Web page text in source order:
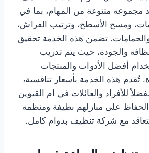
مجموعة متنوعة من المهام، بما في
ومسح الأسطح، وترتيب الفراش،
تضمن هذه الخدمة تحقيق
والجودة، حيث يتم تدريب
أفضل الأدوات والمنتجات
تُقدم هذه الخدمة بأسعار تنافسية،
للأفراد والعائلات في ام القيوين
على منازلهم نظيفة ومنظمة
مع شركة تنظيف بدوام كامل.